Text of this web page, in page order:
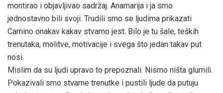
montirao i objavljivao sadržaj. Anamarija i ja smo
jednostavno bili svoji. Trudili smo se ljudima prikazati
Camino onakav kakav stvarno jest. Bilo je tu šale, teških
trenutaka, molitve, motivacije i svega što jedan takav put
nosi.
Mislim da su ljudi upravo to prepoznali. Nismo ništa glumili.
Pokazivali smo stvarne trenutke i pustili ljude da putuju